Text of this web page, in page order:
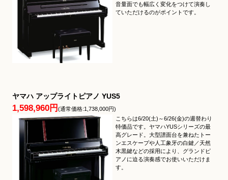
音量面でも幅広く変化をつけて演奏し
ていただけるのがポイントです。
ヤマハ アップライトピアノ YUS5
1,598,960円 (通常価格:1,738,000円)
こちらは6/20(土)～6/26(金)の週替わり
特価品です。ヤマハYUSシリーズの最
高グレード。大型譜面台を兼ねたトー
ンエスケープや人工象牙の白鍵／天然
木黒鍵などの採用により、グランドピ
アノに迫る演奏感でお使いいただけま
す。